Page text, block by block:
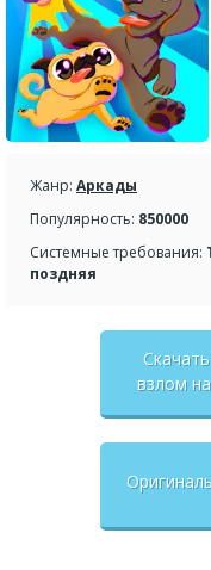
Жанр: Аркады
Популярность: 850000
Системные требования:
поздняя
взлом